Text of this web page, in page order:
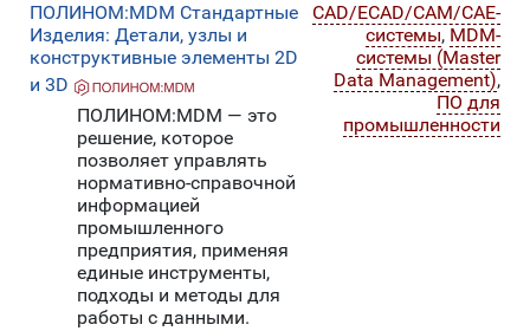
ПОЛИНОМ:MDM Стандартные
Изделия: Детали, узлы и
конструктивные элементы 2D
и 3D
ПОЛИНОМ:MDM — это
решение, которое
позволяет управлять
нормативно-справочной
информацией
промышленного
предприятия, применяя
единые инструменты,
подходы и методы для
работы с данными.
CAD/ECAD/CAM/CAE-
системы, MDM-
системы (Master
Data Management),
ПО для
промышленности